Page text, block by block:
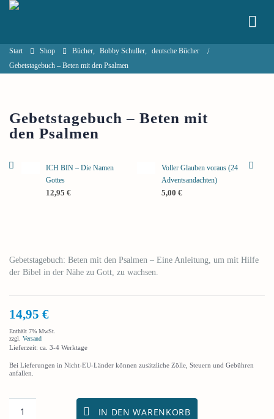
Start Shop Bücher, Bobby Schuller,
deutsche Bücher
Gebetstagebuch – Beten mit den Psalmen
Gebetstagebuch – Beten mit
den Psalmen
ICH BIN – Die Namen
Gottes
12,95 €
Voller Glauben voraus (24
Adventsandachten)
5,00 €
Gebetstagebuch: Beten mit den Psalmen – Eine Anleitung, um mit Hilfe
der Bibel in der Nähe zu Gott, zu wachsen.
14,95 €
Enthält 7% MwSt.
zzgl. Versand
Lieferzeit: ca. 3-4 Werktage
Bei Lieferungen in Nicht-EU-Länder können zusätzliche Zölle, Steuern und Gebühren
anfallen.
IN DEN WARENKORB